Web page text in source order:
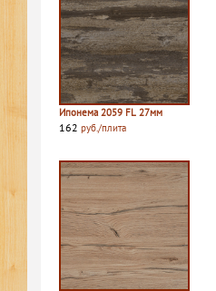
Ипонема 2059 FL 27мм
162 руб./плита